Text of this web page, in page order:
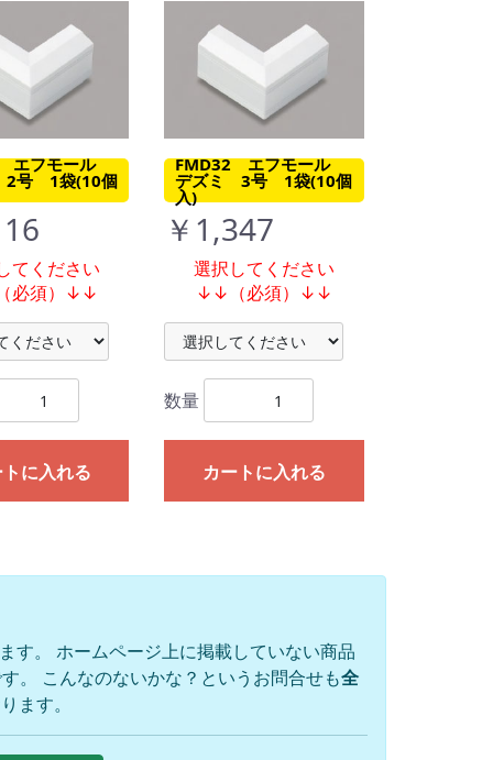
エフモール
号 1袋(10個
てください
必須）↓↓
に入れる
FMD32 エフモール
デズミ 3号 1袋(10個
入)
￥1,347
選択してください
↓↓（必須）↓↓
数量
カートに入れる
す。 ホームページ上に掲載していない商品
こんなのないかな？というお問合せも全
ます。